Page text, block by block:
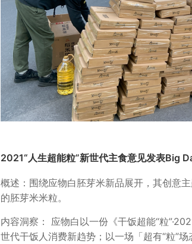
2021“人生超能粒”新世代主食意见发表Big
概述：围绕应物白胚芽米新品展开，其创意
的胚芽米米粒。
内容洞察： 应物白以一份《干饭超能“粒
世代干饭人消费新趋势；以一场「超有“粒”